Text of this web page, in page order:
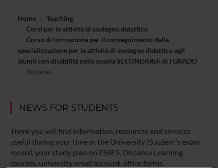
Home
Teaching
Corsi per le attività di sostegno didattico
Corso di formazione per il conseguimento della
specializzazione per le attività di sostegno didattico agli
alunni con disabilità nella scuola SECONDARIA di I GRADO
Notices
NEWS FOR STUDENTS
There you will find information, resources and services
useful during your time at the University (Student’s exam
record, your study plan on ESSE3, Distance Learning
courses, university email account, office forms,